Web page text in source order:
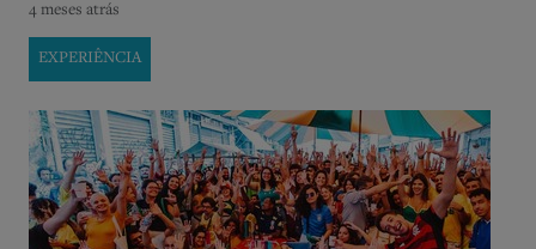
4 meses atrás
EXPERIÊNCIA